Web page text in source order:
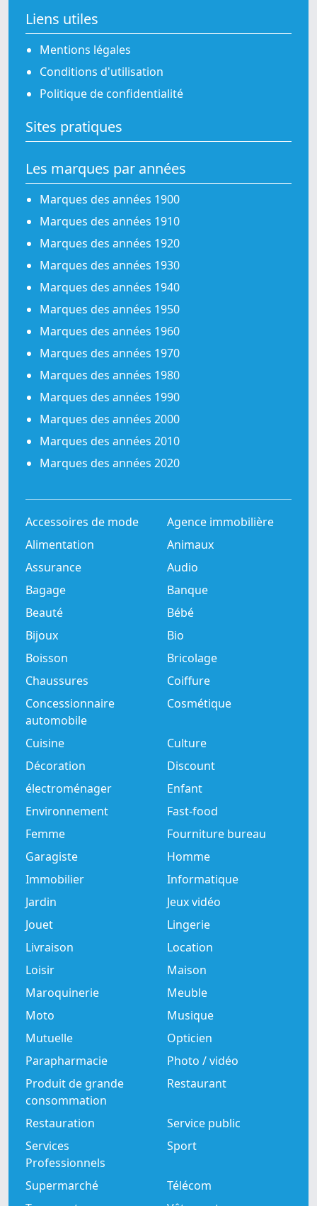
Liens utiles
Mentions légales
Conditions d'utilisation
Politique de confidentialité
Sites pratiques
Les marques par années
Marques des années 1900
Marques des années 1910
Marques des années 1920
Marques des années 1930
Marques des années 1940
Marques des années 1950
Marques des années 1960
Marques des années 1970
Marques des années 1980
Marques des années 1990
Marques des années 2000
Marques des années 2010
Marques des années 2020
Accessoires de mode
Agence immobilière
Alimentation
Animaux
Assurance
Audio
Bagage
Banque
Beauté
Bébé
Bijoux
Bio
Boisson
Bricolage
Chaussures
Coiffure
Concessionnaire
automobile
Cosmétique
Cuisine
Culture
Décoration
Discount
électroménager
Enfant
Environnement
Fast-food
Femme
Fourniture bureau
Garagiste
Homme
Immobilier
Informatique
Jardin
Jeux vidéo
Jouet
Lingerie
Livraison
Location
Loisir
Maison
Maroquinerie
Meuble
Moto
Musique
Mutuelle
Opticien
Parapharmacie
Photo / vidéo
Produit de grande
consommation
Restaurant
Restauration
Service public
Services
Professionnels
Sport
Supermarché
Télécom